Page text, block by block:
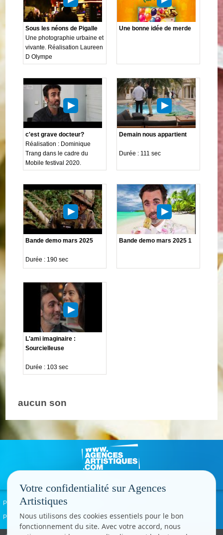
Sous les néons de Pigalle
Une photographie urbaine et
vivante. Réalisation Laureen
D Olympe
Une bonne idée de merde
c'est grave docteur?
Réalisation : Dominique
Trang dans le cadre du
Mobile festival 2020.
Demain nous appartient
Durée : 111 sec
Bande demo mars 2025
Durée : 190 sec
Bande demo mars 2025 1
L'ami imaginaire :
Sourcielleuse
Durée : 103 sec
aucun son
Politique de confidentialité
Paramètres cookies
Votre confidentialité sur Agences
Artistiques
Nous utilisons des cookies essentiels pour le bon
fonctionnement du site. Avec votre accord, nous